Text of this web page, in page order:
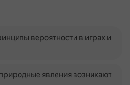
вероятности в играх и
явления возникают